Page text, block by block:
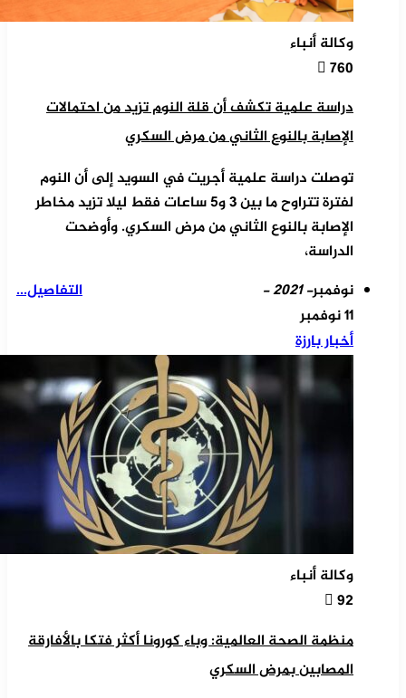
وكالة أنباء
760
دراسة علمية تكشف أن قلة النوم تزيد من احتمالات
الإصابة بالنوع الثاني من مرض السكري
توصلت دراسة علمية أجريت في السويد إلى أن النوم
لفترة تتراوح ما بين 3 و5 ساعات فقط ليلا تزيد مخاطر
الإصابة بالنوع الثاني من مرض السكري. وأوضحت
الدراسة،
التفاصيل...
نوفمبر- 2021 -
11 نوفمبر
أخبار بارزة
وكالة أنباء
92
منظمة الصحة العالمية: وباء كورونا أكثر فتكا بالأفارقة
المصابين بمرض السكري